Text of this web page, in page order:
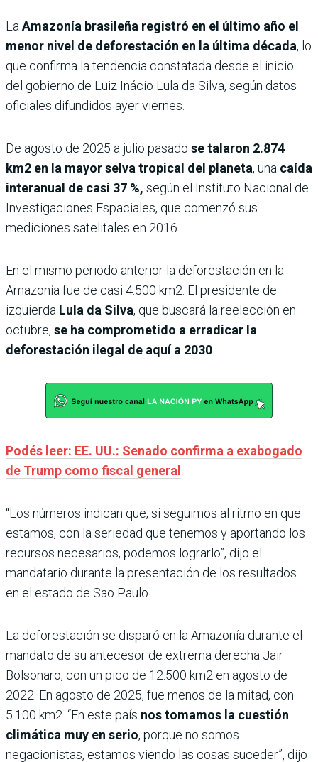
LaAmazonía brasileña registró en el último año el
menor nivel de deforestación en la última década, lo
que confirma la tendencia constatada desde el inicio
del gobierno de Luiz Inácio Lula da Silva, según datos
oficiales difundidos ayer viernes.
De agosto de 2025 a julio pasado se talaron 2.874
km2 en la mayor selva tropical del planeta, una caída
interanual de casi 37 %, según el Instituto Nacional de
Investigaciones Espaciales, que comenzó sus
mediciones satelitales en 2016.
En el mismo periodo anterior la deforestación en la
Amazonía fue de casi 4.500 km2. El presidente de
izquierda Lula da Silva, que buscará la reelección en
octubre, se ha comprometido a erradicar la
deforestación ilegal de aquí a 2030.
Podés leer: EE. UU.: Senado confirma a exabogado
de Trump como fiscal general
“Los números indican que, si seguimos al ritmo en que
estamos, con la seriedad que tenemos y aportando los
recursos necesarios, podemos lograrlo”, dijo el
mandatario durante la presentación de los resultados
en el estado de Sao Paulo.
La deforestación se disparó en la Amazonía durante el
mandato de su antecesor de extrema derecha Jair
Bolsonaro, con un pico de 12.500 km2 en agosto de
2022. En agosto de 2025, fue menos de la mitad, con
5.100 km2. “En este país nos tomamos la cuestión
climática muy en serio, porque no somos
negacionistas, estamos viendo las cosas suceder”, dijo